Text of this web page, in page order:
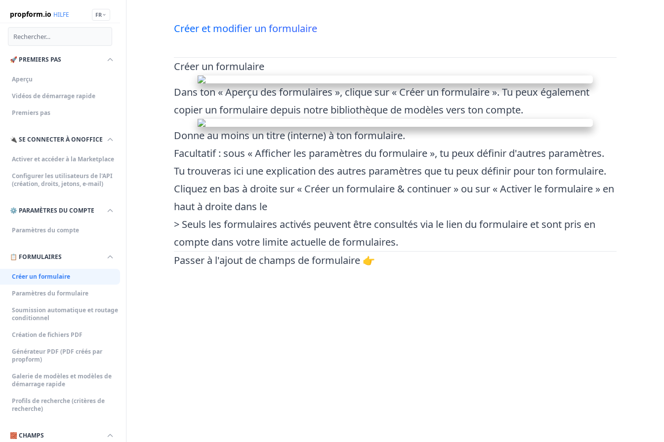
propform.io HILFE FR
🚀 PREMIERS PAS
Aperçu
Vidéos de démarrage rapide
Premiers pas
🔌 SE CONNECTER À ONOFFICE
Activer et accéder à la Marketplace
Configurer les utilisateurs de l'API
(création, droits, jetons, e-mail)
⚙️ PARAMÈTRES DU COMPTE
Paramètres du compte
📋 FORMULAIRES
Créer un formulaire
Paramètres du formulaire
Soumission automatique et routage
conditionnel
Création de fichiers PDF
Générateur PDF (PDF créés par
propform)
Galerie de modèles et modèles de
démarrage rapide
Profils de recherche (critères de
recherche)
🧱 CHAMPS
Créer et modifier un formulaire
Créer un formulaire
Dans ton « Aperçu des formulaires », clique sur « Créer un formulaire ». Tu peux également
copier un formulaire depuis notre bibliothèque de modèles vers ton compte.
Donne au moins un titre (interne) à ton formulaire.
Facultatif : sous « Afficher les paramètres du formulaire », tu peux définir d'autres paramètres.
Tu trouveras ici une explication des autres paramètres que tu peux définir pour ton formulaire.
Cliquez en bas à droite sur « Créer un formulaire & continuer » ou sur « Activer le formulaire » en
haut à droite dans le
> Seuls les formulaires activés peuvent être consultés via le lien du formulaire et sont pris en
compte dans votre limite actuelle de formulaires.
Passer à l'ajout de champs de formulaire 👉